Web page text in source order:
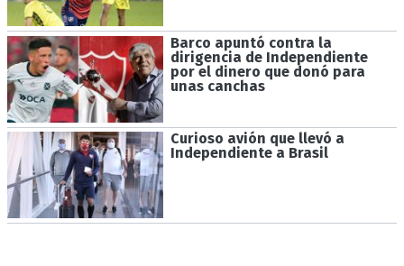
Barco apuntó contra la
dirigencia de Independiente
por el dinero que donó para
unas canchas
Curioso avión que llevó a
Independiente a Brasil